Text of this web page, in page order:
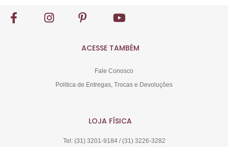
ACESSE TAMBÉM
Fale Conosco
Politica de Entregas, Trocas e Devoluções
LOJA FÍSICA
Tel: (31) 3201-9184 / (31) 3226-3282